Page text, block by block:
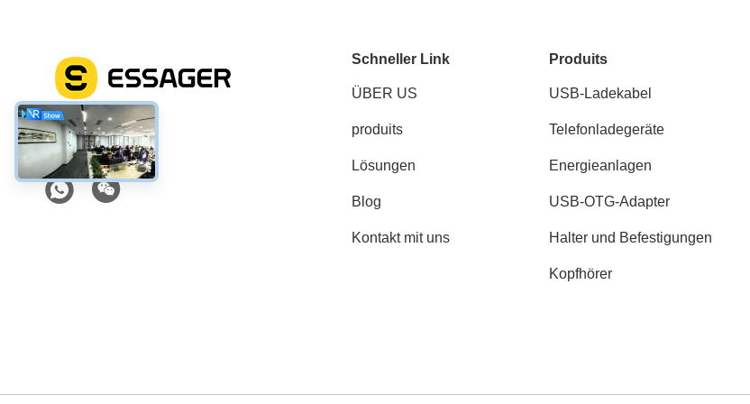
Soziale Medien
Schneller Link
ÜBER US
produits
Lösungen
Blog
Kontakt mit uns
Produits
USB-Ladekabel
Telefonladegeräte
Energieanlagen
USB-OTG-Adapter
Halter und Befestigungen
Kopfhörer